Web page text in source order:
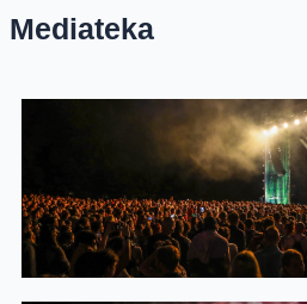
Mediateka